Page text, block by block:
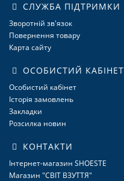
СЛУЖБА ПІДТРИМКИ
Зворотній зв'язок
Повернення товару
Карта сайту
ОСОБИСТИЙ КАБІНЕТ
Особистий кабінет
Історія замовлень
Закладки
Розсилка новин
КОНТАКТИ
Інтернет-магазин SHOESTE
Магазин "СВІТ ВЗУТТЯ"